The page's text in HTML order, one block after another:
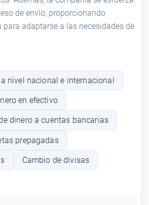
de envío, proporcionando
adaptarse a las necesidades de
nivel nacional e internacional
en efectivo
dinero a cuentas bancarias
prepagadas
Cambio de divisas